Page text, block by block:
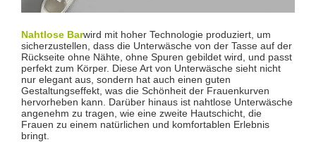
Nahtlose Barwird mit hoher Technologie produziert, um
sicherzustellen, dass die Unterwäsche von der Tasse auf der
Rückseite ohne Nähte, ohne Spuren gebildet wird, und passt
perfekt zum Körper. Diese Art von Unterwäsche sieht nicht
nur elegant aus, sondern hat auch einen guten
Gestaltungseffekt, was die Schönheit der Frauenkurven
hervorheben kann. Darüber hinaus ist nahtlose Unterwäsche
angenehm zu tragen, wie eine zweite Hautschicht, die
Frauen zu einem natürlichen und komfortablen Erlebnis
bringt.